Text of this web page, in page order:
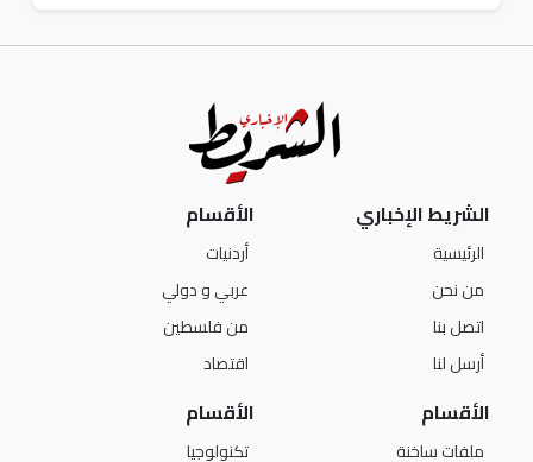
الشريط الإخباري
الرئيسية
من نحن
اتصل بنا
أرسل لنا
الأقسام
أردنيات
عربي و دولي
من فلسطين
اقتصاد
الأقسام
ملفات ساخنة
الأقسام
تكنولوجيا